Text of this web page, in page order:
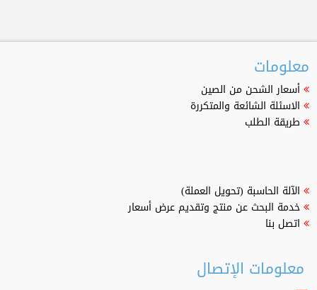
معلومات
أسعار الشحن من الصين
الاسئلة الشائعة والمتكررة
طريقة الطلب
الآلة الحاسبة (تحويل العملة)
خدمة البحث عن منتج وتقديم عرض أسعار
اتصل بنا
معلومات الإتصال